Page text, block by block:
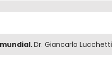
Dr. Giancarlo Lucchetti